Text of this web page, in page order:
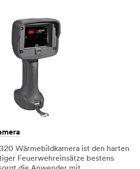
Wärmebildkamera ist den harten
Feuerwehreinsätze bestens